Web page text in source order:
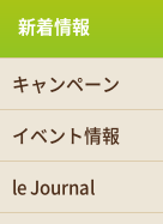
新着情報
キャンペーン
イベント情報
le Journal